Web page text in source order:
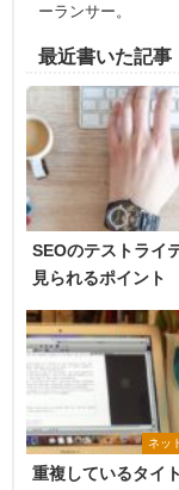
ーランサー。
最近書いた記事
SEOのテストライ
見られるポイント
ネッ
重複しているタイ